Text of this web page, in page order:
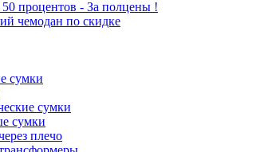
процентов - За полцены !
чемодан по скидке
сумки
сумки
сумки
плечо